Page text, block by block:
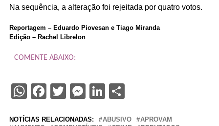
Na sequência, a alteração foi rejeitada por quatro votos.
Reportagem – Eduardo Piovesan e Tiago Miranda
Edição – Rachel Librelon
COMENTE ABAIXO:
WhatsApp
Facebook
Twitter
Messenger
LinkedIn
Share
NOTÍCIAS RELACIONADAS: ABUSIVO
APROVAM